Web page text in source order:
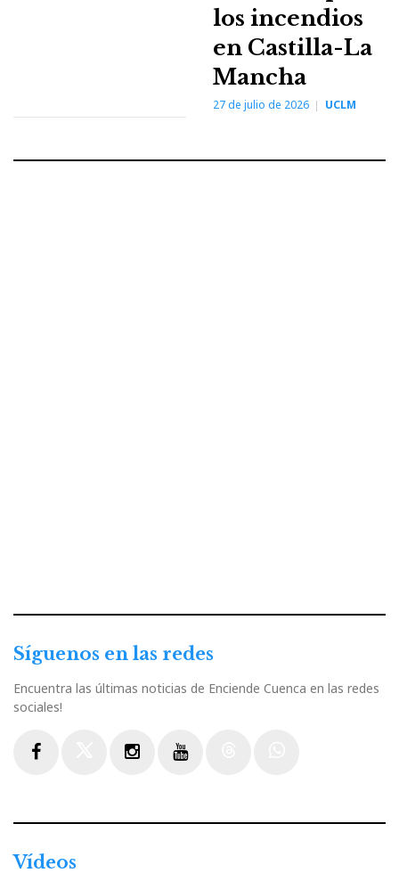
los incendios
en Castilla-La
Mancha
27 de julio de 2026 UCLM
Síguenos en las redes
Encuentra las últimas noticias de Enciende Cuenca en las redes
sociales!
Vídeos